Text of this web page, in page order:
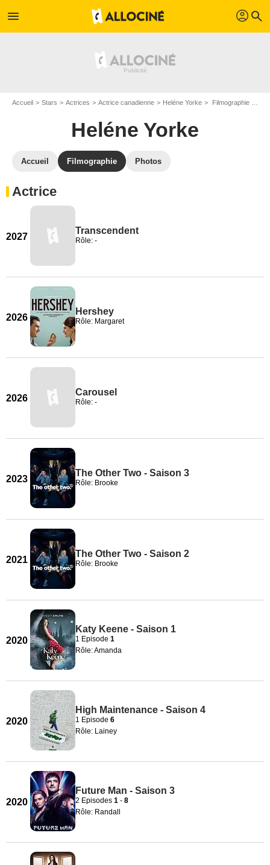
menu profil search
Accueil Stars Actrices Actrice canadienne Heléne Yorke Filmographie Heléne Yorke
Heléne Yorke
Accueil Filmographie Photos
Actrice
2027
Transcendent
Rôle: -
2026
Hershey
Rôle: Margaret
2026
Carousel
Rôle: -
2023
The Other Two - Saison 3
Rôle: Brooke
2021
The Other Two - Saison 2
Rôle: Brooke
2020
Katy Keene - Saison 1
1 Episode 1
Rôle: Amanda
2020
High Maintenance - Saison 4
1 Episode 6
Rôle: Lainey
2020
Future Man - Saison 3
2 Episodes 1 - 8
Rôle: Randall